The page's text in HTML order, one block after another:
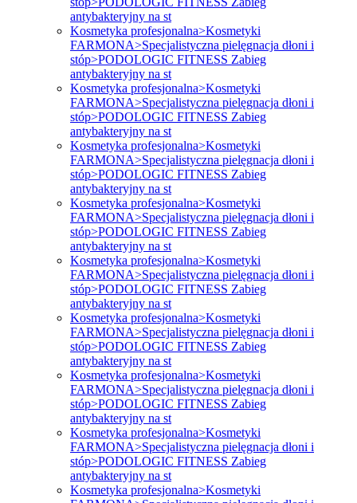
antybakteryjny na st
Kosmetyka profesjonalna>Kosmetyki
FARMONA>Specjalistyczna pielęgnacja dłoni i
stóp>PODOLOGIC FITNESS Zabieg
antybakteryjny na st
Kosmetyka profesjonalna>Kosmetyki
FARMONA>Specjalistyczna pielęgnacja dłoni i
stóp>PODOLOGIC FITNESS Zabieg
antybakteryjny na st
Kosmetyka profesjonalna>Kosmetyki
FARMONA>Specjalistyczna pielęgnacja dłoni i
stóp>PODOLOGIC FITNESS Zabieg
antybakteryjny na st
Kosmetyka profesjonalna>Kosmetyki
FARMONA>Specjalistyczna pielęgnacja dłoni i
stóp>PODOLOGIC FITNESS Zabieg
antybakteryjny na st
Kosmetyka profesjonalna>Kosmetyki
FARMONA>Specjalistyczna pielęgnacja dłoni i
stóp>PODOLOGIC FITNESS Zabieg
antybakteryjny na st
Kosmetyka profesjonalna>Kosmetyki
FARMONA>Specjalistyczna pielęgnacja dłoni i
stóp>PODOLOGIC FITNESS Zabieg
antybakteryjny na st
Kosmetyka profesjonalna>Kosmetyki
FARMONA>Specjalistyczna pielęgnacja dłoni i
stóp>PODOLOGIC FITNESS Zabieg
antybakteryjny na st
Kosmetyka profesjonalna>Kosmetyki
FARMONA>Specjalistyczna pielęgnacja dłoni i
stóp>PODOLOGIC FITNESS Zabieg
antybakteryjny na st
Kosmetyka profesjonalna>Kosmetyki